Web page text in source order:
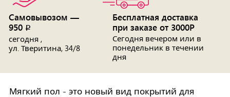
Самовывозом —
950 p
сегодня ,
ул. Тверитина, 34/8
Бесплатная доставка
при заказе от 3000Р
Сегодня вечером или в
понедельник в течении
дня
Мягкий пол - это новый вид покрытий для